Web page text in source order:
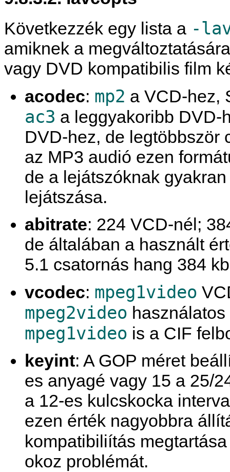
Következzék egy lista a -
amiknek a
vagy DVD kompatibilis film
acodec: mp2 a VCD-hez,
ac3 a leggyakoribb DVD-
DVD-hez, de legtöbbször
az MP3 audió ezen
de a lejátszóknak
lejátszása.
abitrate: 224 VCD-nél;
de általában a használt
5.1 csatornás hang 384
vcodec: mpeg1video
mpeg2video
mpeg1video is a CIF
keyint: A GOP méret
es anyagé vagy 15 a 25/
a 12-es kulcskocka
ezen érték nagyobbra
kompatibiliítás
okoz problémát.